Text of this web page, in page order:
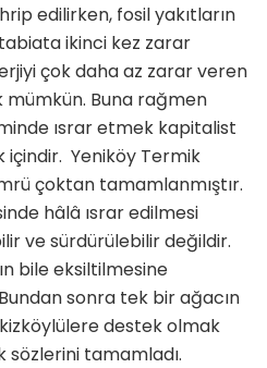
edilirken, fosil yakıtların
ikinci kez zarar
çok daha az zarar veren
Buna rağmen
ısrar etmek kapitalist
Yeniköy Termik
çoktan tamamlanmıştır.
hâlâ ısrar edilmesi
ve sürdürülebilir değildir.
bile eksiltilmesine
sonra tek bir ağacın
destek olmak
sözlerini tamamladı.